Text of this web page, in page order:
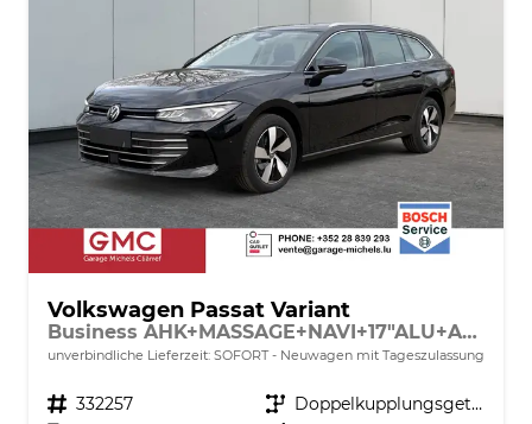
Volkswagen Passat Variant
Business AHK+MASSAGE+NAVI+17"ALU+ACC+KAMERA+LED
unverbindliche Lieferzeit: SOFORT Neuwagen mit Tageszulassung
Fahrzeugnr. 332257 Getriebe
Doppelkupplungsgetriebe (DSG)